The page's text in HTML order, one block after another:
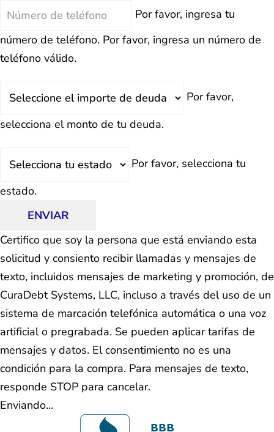
Teléfono
Por favor, ingresa tu
número de teléfono. Por favor, ingresa un número de
teléfono válido.
Por favor,
selecciona el monto de tu deuda.
Por favor, selecciona tu
estado.
ENVIAR
Certifico que soy la persona que está enviando esta
solicitud y consiento recibir llamadas y mensajes de
texto, incluidos mensajes de marketing y promoción, de
CuraDebt Systems, LLC, incluso a través del uso de un
sistema de marcación telefónica automática o una voz
artificial o pregrabada. Se pueden aplicar tarifas de
mensajes y datos. El consentimiento no es una
condición para la compra. Para mensajes de texto,
responde STOP para cancelar.
Enviando...